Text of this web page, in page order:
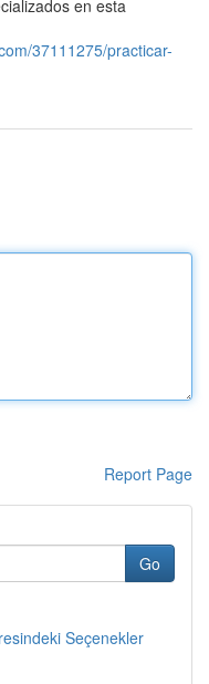
en esta
37111275/practicar-
Report Page
Go
Seçenekler